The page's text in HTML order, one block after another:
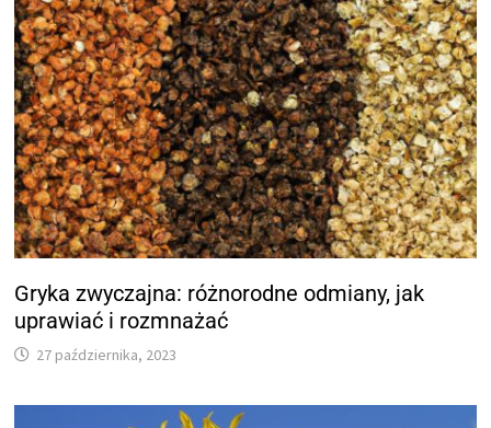
Gryka zwyczajna: różnorodne odmiany, jak
uprawiać i rozmnażać
27 października, 2023